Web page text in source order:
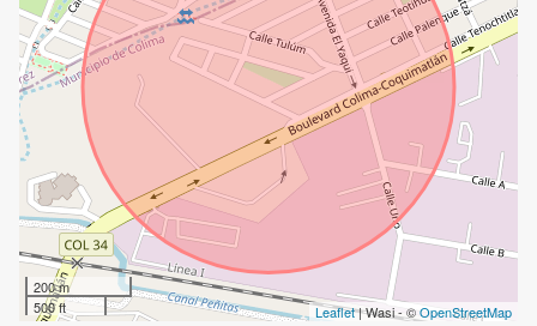
200 m
500 ft
Leaflet| Wasi - ©OpenStreetMap